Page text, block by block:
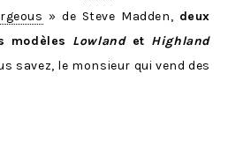
» de Steve Madden, deux
modèles Lowlandet Highland
savez, le monsieur qui vend des